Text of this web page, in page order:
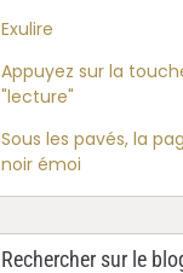
Exulire
Appuyez sur la
"lecture"
Sous les pavés, la
noir émoi
Rechercher sur le